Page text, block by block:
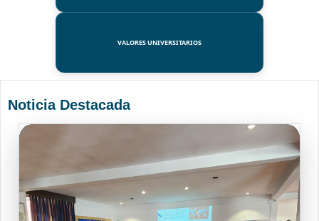
VALORES UNIVERSITARIOS
Noticia Destacada